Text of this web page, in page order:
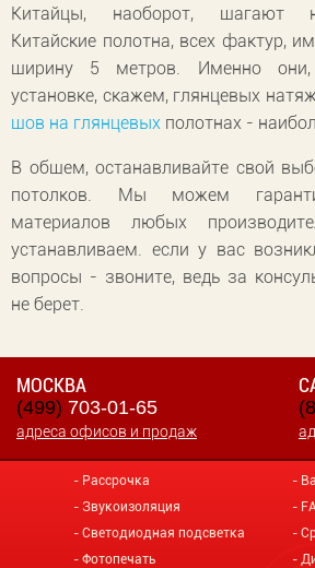
Китайцы, наоборот, шагают
Китайские полотна, всех фактур,
ширину 5 метров. Именно
установке, скажем, глянцевых
шов на глянцевых полотнах -
В общем, останавливайте свой
потолков. Мы можем
материалов любых
устанавливаем. если у вас
вопросы - звоните, ведь за
не берет.
МОСКВА
(499) 703-01-65
адреса офисов и продаж
Рассрочка
Звукоизоляция
Светодиодная подсветка
Фотопечать